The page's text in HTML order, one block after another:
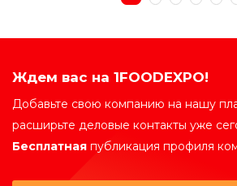
Ждем вас на 1FOODEXPO!
Добавьте свою компанию на нашу
расширьте деловые контакты уже
Бесплатная публикация профиля